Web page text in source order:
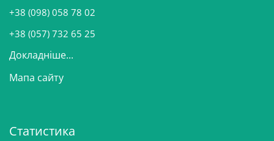
и
+38 (098) 058 78 02
+38 (057) 732 65 25
Докладніше...
Мапа сайту
Статистика